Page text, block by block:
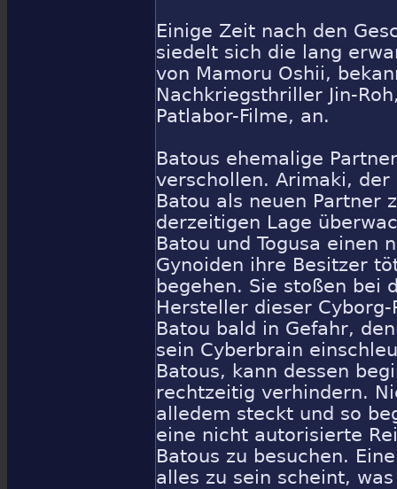
Einige Zeit nach den
siedelt sich die lang
von Mamoru Oshii,
Nachkriegsthriller Jin-
Patlabor-Filme, an.
Batous ehemalige
verschollen. Arimaki, der
Batou als neuen Partner
derzeitigen Lage
Batou und Togusa einen
Gynoiden ihre Besitzer
begehen. Sie stoßen bei
Hersteller dieser
Batou bald in Gefahr,
sein Cyberbrain
Batous, kann dessen
rechtzeitig verhindern.
alledem steckt und so
eine nicht autorisierte
Batous zu besuchen.
alles zu sein scheint,